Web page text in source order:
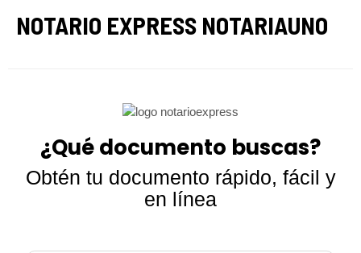
NOTARIO EXPRESS NOTARIAUNO
¿Qué documento buscas?
Obtén tu documento rápido, fácil y
en línea